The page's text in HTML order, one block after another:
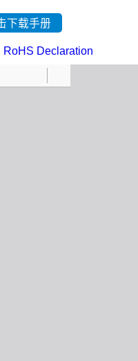
下载手册
RoHS Declaration